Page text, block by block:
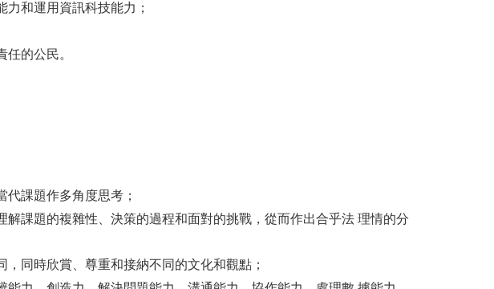
和運用資訊科技能力；
的公民。
課題作多角度思考；
課題的複雜性、決策的過程和面對的挑戰，從而作出合乎法 理情的分
同時欣賞、尊重和接納不同的文化和觀點；